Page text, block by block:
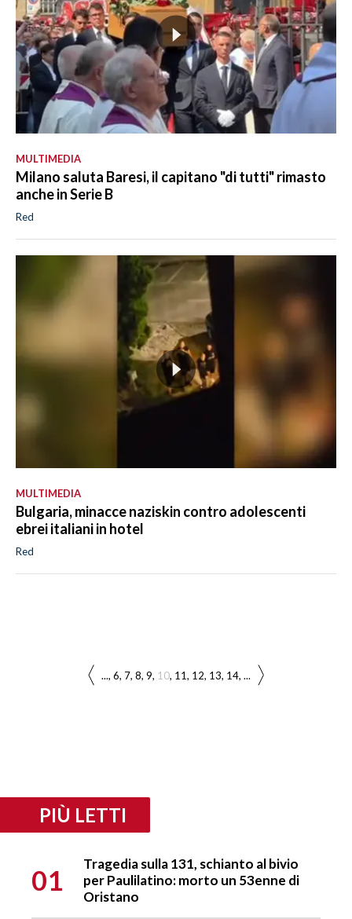
MULTIMEDIA
Milano saluta Baresi, il capitano "di tutti" rimasto
anche in Serie B
Red
MULTIMEDIA
Bulgaria, minacce naziskin contro adolescenti
ebrei italiani in hotel
Red
... 6 7 8 9 10 11 12 13 14 ...
PIÙ LETTI
01
Tragedia sulla 131, schianto al bivio
per Paulilatino: morto un 53enne di
Oristano